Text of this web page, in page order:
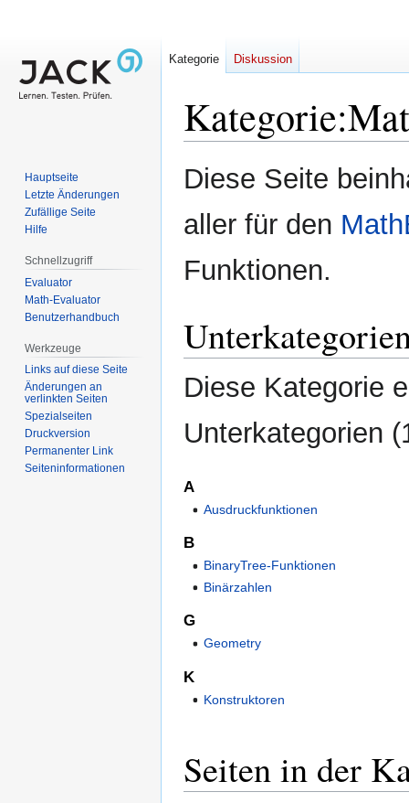
Kategorie:
Zur
Navigation
Zur
Suche
Diese Seite
aller für den
Funktionen.
Diese Kategorie
Unterkategorien
A
Ausdruckfunktionen
B
BinaryTree-Funktionen
Binärzahlen
G
Geometry
K
Konstruktoren
Seiten in der
Kategorie Diskussion
Hauptseite
Letzte Änderungen
Zufällige Seite
Hilfe
Schnellzugriff
Evaluator
Math-Evaluator
Benutzerhandbuch
Werkzeuge
Links auf diese Seite
Änderungen an
verlinkten Seiten
Spezialseiten
Druckversion
Permanenter Link
Seiten­­informationen